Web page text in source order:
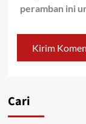
peramban ini
Cari